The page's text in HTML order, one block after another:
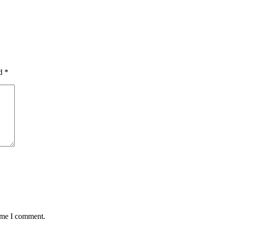
*
I comment.